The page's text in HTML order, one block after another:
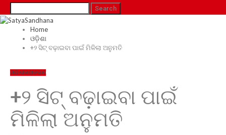
Home
ଓଡ଼ିଶା
+୨ ସିଟ୍ ବଢ଼ାଇବା ପାଇଁ ମିଳିଲା ଅନୁମତି
ଓଡ଼ିଶାମହାନଗର
+୨ ସିଟ୍ ବଢ଼ାଇବା ପାଇଁ
ମିଳିଲା ଅନୁମତି